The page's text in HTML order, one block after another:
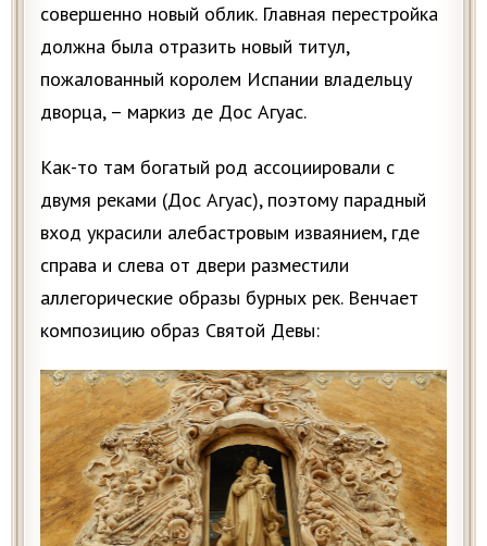
совершенно новый облик. Главная перестройка
должна была отразить новый титул,
пожалованный королем Испании владельцу
дворца, – маркиз де Дос Агуас.
Как-то там богатый род ассоциировали с
двумя реками (Дос Агуас), поэтому парадный
вход украсили алебастровым изваянием, где
справа и слева от двери разместили
аллегорические образы бурных рек. Венчает
композицию образ Святой Девы: